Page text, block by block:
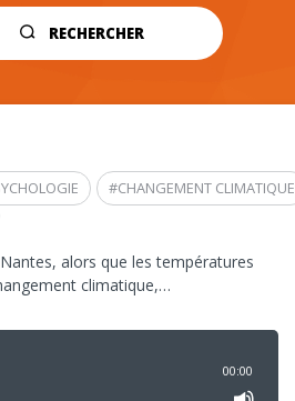
RECHERCHER
#CHANGEMENT CLIMATIQUE
alors que les températures
climatique,…
00:00